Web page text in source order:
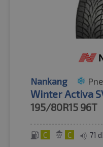
Nankang
Winter Activa
195/80R15 96T
C C 71